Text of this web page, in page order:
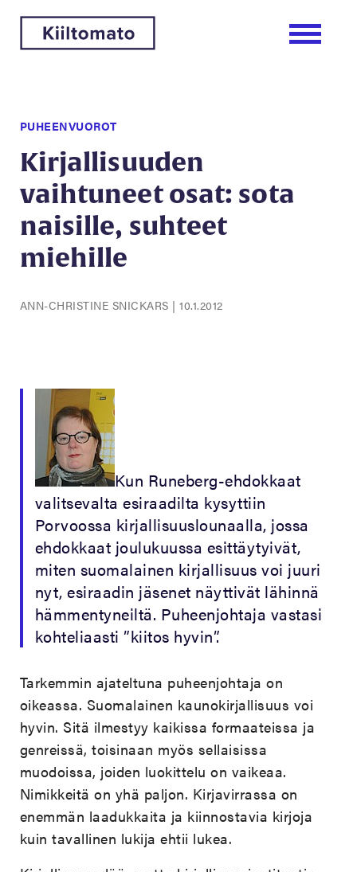
PUHEENVUOROT
Kirjallisuuden
vaihtuneet osat: sota
naisille, suhteet
miehille
ANN-CHRISTINE SNICKARS |10.1.2012
Kun Runeberg-ehdokkaat
valitsevalta esiraadilta kysyttiin
Porvoossa kirjallisuuslounaalla, jossa
ehdokkaat joulukuussa esittäytyivät,
miten suomalainen kirjallisuus voi juuri
nyt, esiraadin jäsenet näyttivät lähinnä
hämmentyneiltä. Puheenjohtaja vastasi
kohteliaasti ”kiitos hyvin”.
Tarkemmin ajateltuna puheenjohtaja on
oikeassa. Suomalainen kaunokirjallisuus voi
hyvin. Sitä ilmestyy kaikissa formaateissa ja
genreissä, toisinaan myös sellaisissa
muodoissa, joiden luokittelu on vaikeaa.
Nimikkeitä on yhä paljon. Kirjavirrassa on
enemmän laadukkaita ja kiinnostavia kirjoja
kuin tavallinen lukija ehtii lukea.